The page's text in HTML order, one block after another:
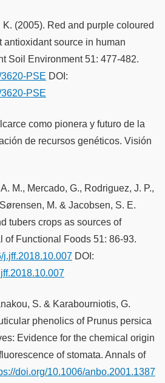
K. (2005). Red and purple coloured
antioxidant source in human
Soil Environment 51: 477-482.
PSE DOI:
PSE
como pionera y futuro de la
de recursos genéticos. Visión
M., Mercado, G., Rodriguez, J. P.,
M. & Jacobsen, S. E.
tubers crops as sources of
of Functional Foods 51: 86-93.
j.jff.2018.10.007DOI:
S. & Karabourniotis, G.
phenolics of Prunus persica
Evidence for the chemical origin
of stomata. Annals of
doi.org/10.1006/anbo.2001.1387